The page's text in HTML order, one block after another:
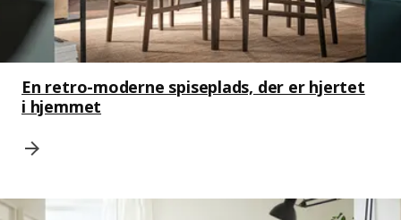
En retro-moderne spiseplads, der er hjertet
i hjemmet